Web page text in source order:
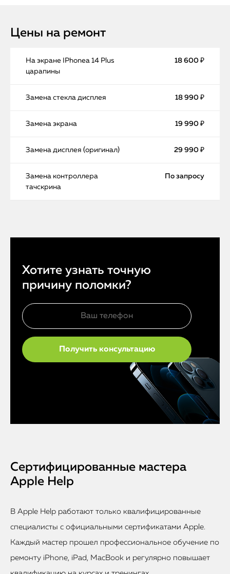
Цены на ремонт
На экране IPhoneа 14 Plus
царапины
18 600 ₽
Замена стекла дисплея 18 990 ₽
Замена экрана 19 990 ₽
Замена дисплея (оригинал) 29 990 ₽
Замена контроллера
тачскрина
По запросу
Хотите узнать точную
причину поломки?
Сертифицированные мастера
Apple Help
В Apple Help работают только квалифицированные
специалисты с официальными сертификатами Apple.
Каждый мастер прошел профессиональное обучение по
ремонту iPhone, iPad, MacBook и регулярно повышает